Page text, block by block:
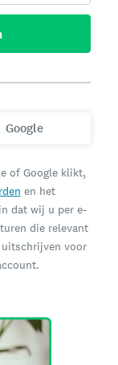
Google
of Google klikt,
en het
dat wij u per e-
die relevant
voor